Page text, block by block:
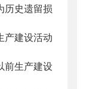
历史遗留损
建设活动
生产建设